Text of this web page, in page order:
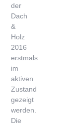
der
Dach
&
Holz
2016
erstmals
im
aktiven
Zustand
gezeigt
werden.
Die